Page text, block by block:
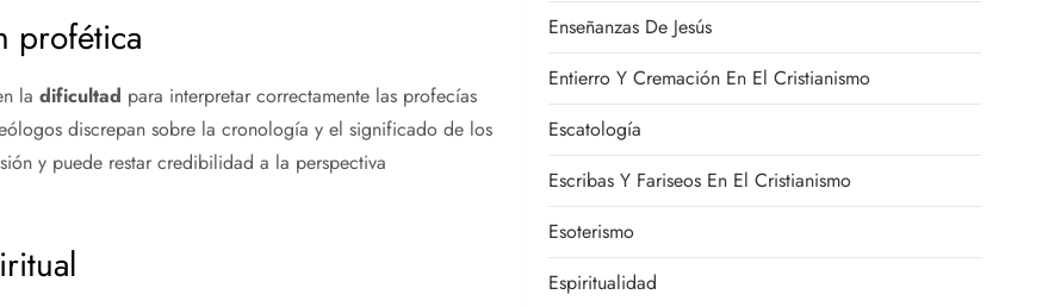
profética
ladificultad para interpretar correctamente las profecías
discrepan sobre la cronología y el significado de los
y puede restar credibilidad a la perspectiva
Enseñanzas De Jesús
Entierro Y Cremación En El Cristianismo
Escatología
Escribas Y Fariseos En El Cristianismo
Esoterismo
Espiritualidad